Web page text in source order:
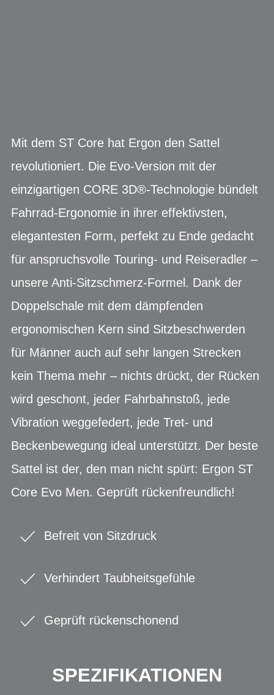
Mit dem ST Core hat Ergon den Sattel
revolutioniert. Die Evo-Version mit der
einzigartigen CORE 3D®-Technologie bündelt
Fahrrad-Ergonomie in ihrer effektivsten,
elegantesten Form, perfekt zu Ende gedacht
für anspruchsvolle Touring- und Reiseradler –
unsere Anti-Sitzschmerz-Formel. Dank der
Doppelschale mit dem dämpfenden
ergonomischen Kern sind Sitzbeschwerden
für Männer auch auf sehr langen Strecken
kein Thema mehr – nichts drückt, der Rücken
wird geschont, jeder Fahrbahnstoß, jede
Vibration weggefedert, jede Tret- und
Beckenbewegung ideal unterstützt. Der beste
Sattel ist der, den man nicht spürt: Ergon ST
Core Evo Men. Geprüft rückenfreundlich!
Befreit von Sitzdruck
Verhindert Taubheitsgefühle
Geprüft rückenschonend
SPEZIFIKATIONEN